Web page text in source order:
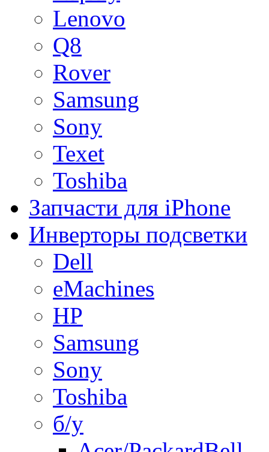
Lenovo
Q8
Rover
Samsung
Sony
Texet
Toshiba
Запчасти для iPhone
Инверторы подсветки
Dell
eMachines
HP
Samsung
Sony
Toshiba
б/у